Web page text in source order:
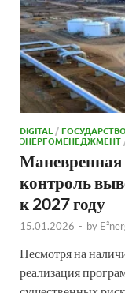
DIGITAL /ГОСУДАРСТВО
ЭНЕРГОМЕНЕДЖМЕНТ
Маневренная
контроль
к 2027 году
15.01.2026 - by
Несмотря на
реализация